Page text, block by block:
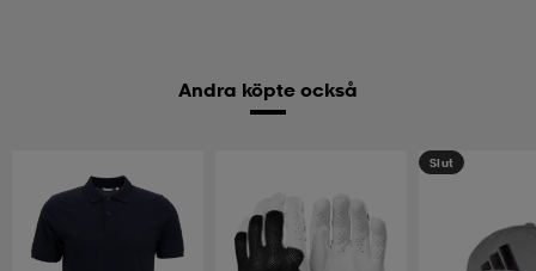
Andra köpte också
Slut